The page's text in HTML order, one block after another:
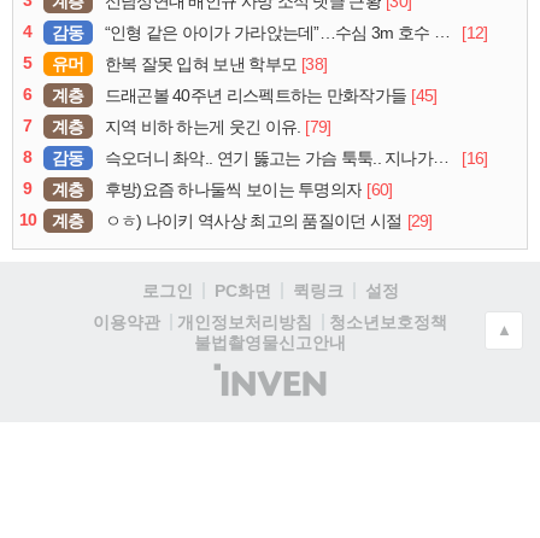
4
감동 “인형 같은 아이가 가라앉는데”…수심 3m 호수 뛰어든 60대 의인
[12]
5
유머 한복 잘못 입혀 보낸 학부모 [38]
6
계층 드래곤볼 40주년 리스펙트하는 만화작가들 [45]
7
계층 지역 비하 하는게 웃긴 이유. [79]
8
감동 슥오더니 촤악.. 연기 뚫고는 가슴 툭툭.. 지나가던 아재의 정체
[16]
9
계층 후방)요즘 하나둘씩 보이는 투명의자 [60]
10
계층 ㅇㅎ) 나이키 역사상 최고의 품질이던 시절 [29]
로그인 PC화면 퀵링크
설정
이용약관
개인정보처리방침
청소년보호정책
불법촬영물신고안내
(주)
인
▲